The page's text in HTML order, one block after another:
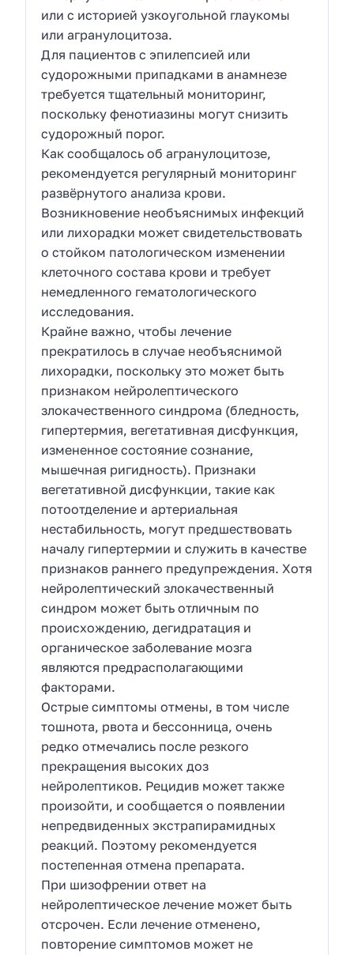
или с историей узкоугольной глаукомы
или агранулоцитоза.
Для пациентов с эпилепсией или
судорожными припадками в анамнезе
требуется тщательный мониторинг,
поскольку фенотиазины могут снизить
судорожный порог.
Как сообщалось об агранулоцитозе,
рекомендуется регулярный мониторинг
развёрнутого анализа крови.
Возникновение необъяснимых инфекций
или лихорадки может свидетельствовать
о стойком патологическом изменении
клеточного состава крови и требует
немедленного гематологического
исследования.
Крайне важно, чтобы лечение
прекратилось в случае необъяснимой
лихорадки, поскольку это может быть
признаком нейролептического
злокачественного синдрома (бледность,
гипертермия, вегетативная дисфункция,
измененное состояние сознание,
мышечная ригидность). Признаки
вегетативной дисфункции, такие как
потоотделение и артериальная
нестабильность, могут предшествовать
началу гипертермии и служить в качестве
признаков раннего предупреждения. Хотя
нейролептический злокачественный
синдром может быть отличным по
происхождению, дегидратация и
органическое заболевание мозга
являются предрасполагающими
факторами.
Острые симптомы отмены, в том числе
тошнота, рвота и бессонница, очень
редко отмечались после резкого
прекращения высоких доз
нейролептиков. Рецидив может также
произойти, и сообщается о появлении
непредвиденных экстрапирамидных
реакций. Поэтому рекомендуется
постепенная отмена препарата.
При шизофрении ответ на
нейролептическое лечение может быть
отсрочен. Если лечение отменено,
повторение симптомов может не